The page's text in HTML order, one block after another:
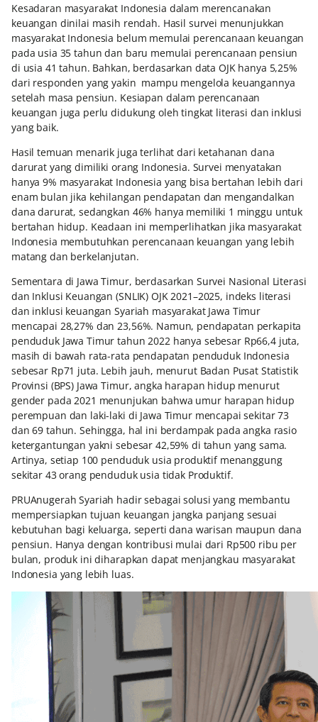
Kesadaran masyarakat Indonesia dalam merencanakan
keuangan dinilai masih rendah. Hasil survei menunjukkan
masyarakat Indonesia belum memulai perencanaan keuangan
pada usia 35 tahun dan baru memulai perencanaan pensiun
di usia 41 tahun. Bahkan, berdasarkan data OJK hanya 5,25%
dari responden yang yakin mampu mengelola keuangannya
setelah masa pensiun. Kesiapan dalam perencanaan
keuangan juga perlu didukung oleh tingkat literasi dan inklusi
yang baik.
Hasil temuan menarik juga terlihat dari ketahanan dana
darurat yang dimiliki orang Indonesia. Survei menyatakan
hanya 9% masyarakat Indonesia yang bisa bertahan lebih dari
enam bulan jika kehilangan pendapatan dan mengandalkan
dana darurat, sedangkan 46% hanya memiliki 1 minggu untuk
bertahan hidup. Keadaan ini memperlihatkan jika masyarakat
Indonesia membutuhkan perencanaan keuangan yang lebih
matang dan berkelanjutan.
Sementara di Jawa Timur, berdasarkan Survei Nasional Literasi
dan Inklusi Keuangan (SNLIK) OJK 2021–2025, indeks literasi
dan inklusi keuangan Syariah masyarakat Jawa Timur
mencapai 28,27% dan 23,56%. Namun, pendapatan perkapita
penduduk Jawa Timur tahun 2022 hanya sebesar Rp66,4 juta,
masih di bawah rata-rata pendapatan penduduk Indonesia
sebesar Rp71 juta. Lebih jauh, menurut Badan Pusat Statistik
Provinsi (BPS) Jawa Timur, angka harapan hidup menurut
gender pada 2021 menunjukan bahwa umur harapan hidup
perempuan dan laki-laki di Jawa Timur mencapai sekitar 73
dan 69 tahun. Sehingga, hal ini berdampak pada angka rasio
ketergantungan yakni sebesar 42,59% di tahun yang sama.
Artinya, setiap 100 penduduk usia produktif menanggung
sekitar 43 orang penduduk usia tidak Produktif.
PRUAnugerah Syariah hadir sebagai solusi yang membantu
mempersiapkan tujuan keuangan jangka panjang sesuai
kebutuhan bagi keluarga, seperti dana warisan maupun dana
pensiun. Hanya dengan kontribusi mulai dari Rp500 ribu per
bulan, produk ini diharapkan dapat menjangkau masyarakat
Indonesia yang lebih luas.